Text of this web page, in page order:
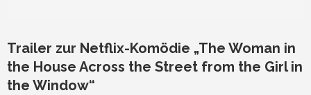
Trailer zur Netflix-Komödie „The Woman in
the House Across the Street from the Girl in
the Window“